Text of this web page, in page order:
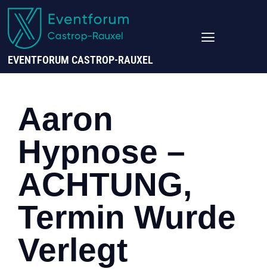
EVENTFORUM CASTROP-RAUXEL
Aaron
Hypnose –
ACHTUNG,
Termin Wurde
Verlegt